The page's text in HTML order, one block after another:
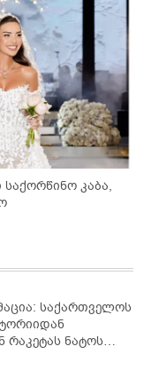
საქართველოს
რაკეტას ნატოს